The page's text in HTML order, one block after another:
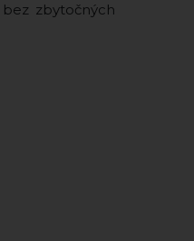
zbytočných